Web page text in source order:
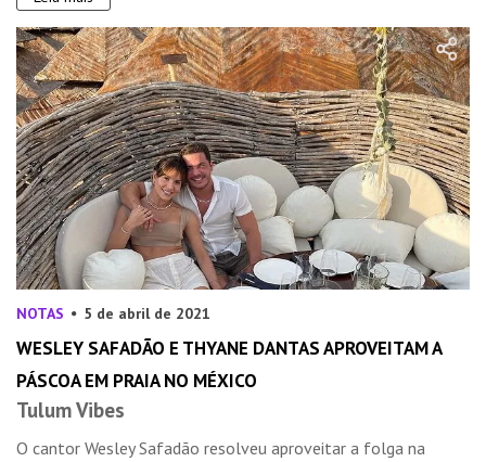
NOTAS 5 de abril de 2021
WESLEY SAFADÃO E THYANE DANTAS APROVEITAM A
PÁSCOA EM PRAIA NO MÉXICO
Tulum Vibes
O cantor Wesley Safadão resolveu aproveitar a folga na